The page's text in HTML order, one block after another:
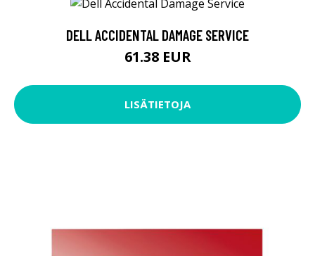
DELL ACCIDENTAL DAMAGE SERVICE
61.38 EUR
LISÄTIETOJA